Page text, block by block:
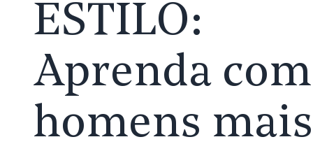
ESTILO:
Aprenda
homens mais